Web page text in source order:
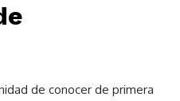
de conocer de primera